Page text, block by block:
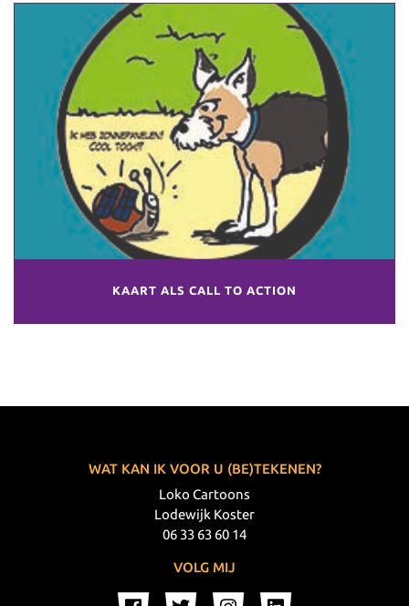
KAART ALS CALL TO ACTION
WAT KAN IK VOOR U (BE)TEKENEN?
Loko Cartoons
Lodewijk Koster
06 33 63 60 14
VOLG MIJ